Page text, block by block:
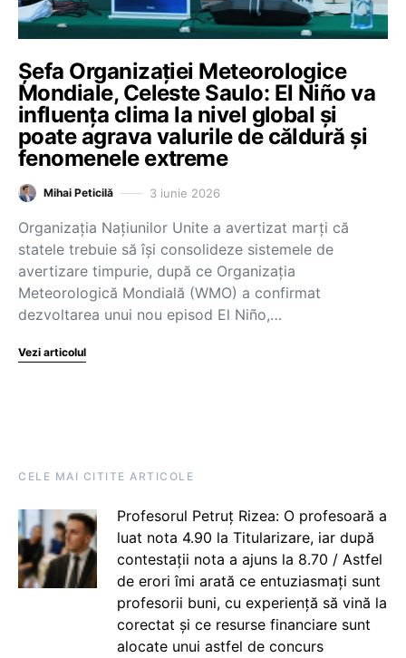
Șefa Organizației Meteorologice
Mondiale, Celeste Saulo: El Niño va
influența clima la nivel global și
poate agrava valurile de căldură și
fenomenele extreme
Mihai Peticilă 3 iunie 2026
Organizația Națiunilor Unite a avertizat marți că
statele trebuie să își consolideze sistemele de
avertizare timpurie, după ce Organizația
Meteorologică Mondială (WMO) a confirmat
dezvoltarea unui nou episod El Niño,…
Vezi articolul
CELE MAI CITITE ARTICOLE
Profesorul Petruț Rizea: O profesoară a
luat nota 4.90 la Titularizare, iar după
contestații nota a ajuns la 8.70 / Astfel
de erori îmi arată ce entuziasmați sunt
profesorii buni, cu experiență să vină la
corectat și ce resurse financiare sunt
alocate unui astfel de concurs